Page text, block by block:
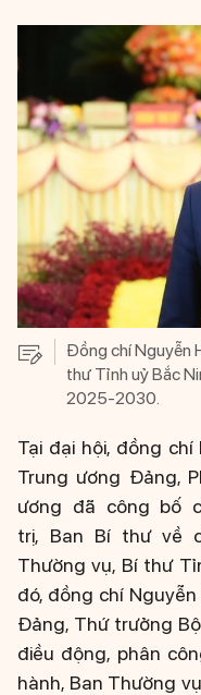
Đồng chí Nguyễn
thư Tỉnh uỷ Bắc
2025-2030.
Tại đại hội, đồng chí
Trung ương Đảng,
ương đã công bố
trị, Ban Bí thư về
Thường vụ, Bí thư
đó, đồng chí
Đảng, Thứ trưởng
điều động, phân
hành, Ban Thường